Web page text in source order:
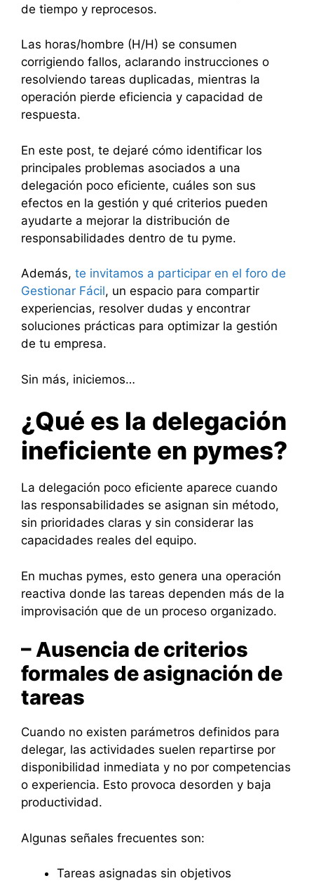
de tiempo y reprocesos.
Las horas/hombre (H/H) se consumen
corrigiendo fallos, aclarando instrucciones o
resolviendo tareas duplicadas, mientras la
operación pierde eficiencia y capacidad de
respuesta.
En este post, te dejaré cómo identificar los
principales problemas asociados a una
delegación poco eficiente, cuáles son sus
efectos en la gestión y qué criterios pueden
ayudarte a mejorar la distribución de
responsabilidades dentro de tu pyme.
Además, te invitamos a participar en el foro de
Gestionar Fácil, un espacio para compartir
experiencias, resolver dudas y encontrar
soluciones prácticas para optimizar la gestión
de tu empresa.
Sin más, iniciemos…
¿Qué es la delegación
ineficiente en pymes?
La delegación poco eficiente aparece cuando
las responsabilidades se asignan sin método,
sin prioridades claras y sin considerar las
capacidades reales del equipo.
En muchas pymes, esto genera una operación
reactiva donde las tareas dependen más de la
improvisación que de un proceso organizado.
– Ausencia de criterios
formales de asignación de
tareas
Cuando no existen parámetros definidos para
delegar, las actividades suelen repartirse por
disponibilidad inmediata y no por competencias
o experiencia. Esto provoca desorden y baja
productividad.
Algunas señales frecuentes son:
Tareas asignadas sin objetivos